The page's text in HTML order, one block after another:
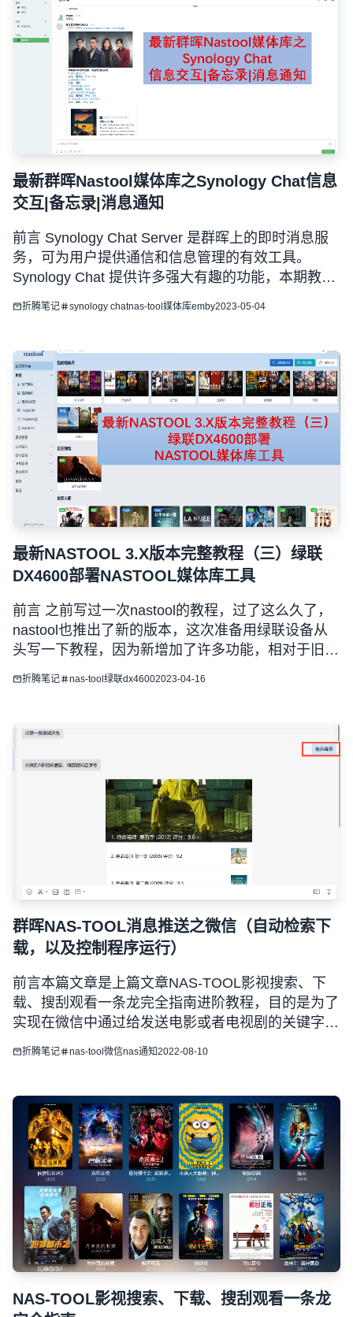
最新群晖Nastool媒体库之Synology Chat信息
交互|备忘录|消息通知
前言 Synology Chat Server 是群晖上的即时消息服
务，可为用户提供通信和信息管理的有效工具。
Synology Chat 提供许多强大有趣的功能，本期教程
我们将通过Synology Chat来实现和Nastool媒体库的
折腾笔记 synology chatnas-tool 媒体库emby2023-05-04
最新NASTOOL 3.X版本完整教程（三）绿联
DX4600部署NASTOOL媒体库工具
前言 之前写过一次nastool的教程，过了这么久了，
nastool也推出了新的版本，这次准备用绿联设备从
头写一下教程，因为新增加了许多功能，相对于旧版
本变化很大，所以这次文章将会分为几篇来写，第一
折腾笔记 nas-tool 绿联dx46002023-04-16
群晖NAS-TOOL消息推送之微信（自动检索下
载，以及控制程序运行）
前言本篇文章是上篇文章NAS-TOOL影视搜索、下
载、搜刮观看一条龙完全指南进阶教程，目的是为了
实现在微信中通过给发送电影或者电视剧的关键字来
实现资源下载以及通过微信控制nas-tool的各种服务
单
折腾笔记 nas-tool 微信nas通知2022-08-10
NAS-TOOL影视搜索、下载、搜刮观看一条龙